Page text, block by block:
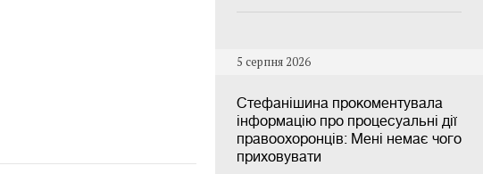
5 серпня 2026
Стефанішина прокоментувала
інформацію про процесуальні дії
правоохоронців: Мені немає чого
приховувати